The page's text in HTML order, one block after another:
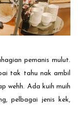
pemanis mulut.
tak tahu nak ambil
wehh. Ada kuih muih
pelbagai jenis kek,